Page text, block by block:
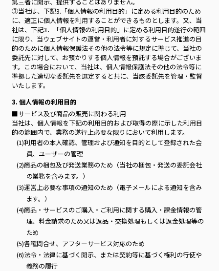
③当社は、下記3.「個人情報の利用目的」に定める利用目的のため
に、適正に個人情報を利用することができるものとします。又、当
社は、下記3．「個人情報の利用目的」に定める利用目的遂行の範囲
に限り、当ウェブサイトの運営・利用者に対するサービス推進の目
的のために個人情報保護法その他の法令等に規定に準じて、当社の
委託先に対して、お預かりする個人情報を預託する場合がございま
す。この場合において、当社は、個人情報保護法その他の法令等に
準拠した適切な委託先を選定すると共に、当該委託先を管理・監督
いたします。
3. 個人情報の利用目的
■サービス及び商品の販売に関わる利用
当社は、個人情報を下記の利用目的および取得の際に示した利用目
的の範囲内で、業務の遂行上必要な限りにおいて利用します。
(1)利用者の本人確認、管理および通知を目的として登録された会
員、ユーザーの管理
(2)商品の梱包及び発送業務のため（当社の梱包・発送の委託会社
の業務を含みます。）
(3)運営上必要な事項の通知のため（電子メールによる通知を含み
ます。）
(4)商品・サービスのご購入・ご利用に関する購入・課金情報の管
理、料金請求のため又は返品・交換処理もしくは返金処理等の
ため
(5)各種問合せ、アフターサービス対応のため
(6)法令・法律に基づく開示、または契約等に基づく権利の行使や
義務の履行